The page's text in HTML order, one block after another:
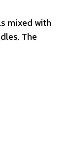
mixed with
The